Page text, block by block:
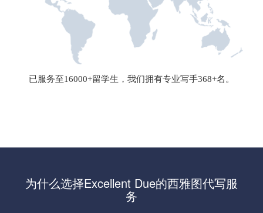
已服务至16000+留学生，我们拥有专业写手368+名。
为什么选择Excellent Due的西雅图代写服
务